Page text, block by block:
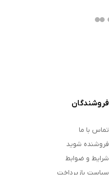
فروشندگان
تماس با ما
فروشنده شوید
شرایط و ضوابط
سیاست بازپرداخت